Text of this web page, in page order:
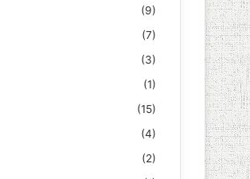
(9)
(7)
(3)
(1)
(15)
(4)
(2)